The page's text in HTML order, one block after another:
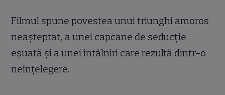
Filmul spune povestea unui triunghi amoros
neașteptat, a unei capcane de seducție
eșuată și a unei întâlniri care rezultă dintr-o
neînțelegere.